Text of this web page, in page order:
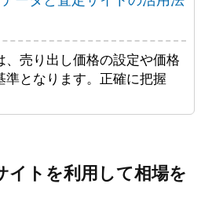
売り出し価格の設定や価格
となります。正確に把握
イトを利用して相場を